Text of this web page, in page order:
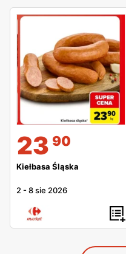
23 90
Kiełbasa Śląska
2 -8 sie 2026